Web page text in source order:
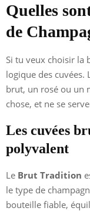
Quelles
de
Si tu veux choisir la
logique des cuvées.
brut, un rosé ou un
chose, et ne se
Les cuvées
polyvalent
Le Brut Tradition
le type de
bouteille fiable,